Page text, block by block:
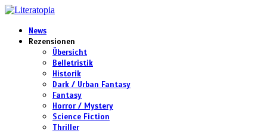
News
Rezensionen
Übersicht
Belletristik
Historik
Dark / Urban Fantasy
Fantasy
Horror / Mystery
Science Fiction
Thriller